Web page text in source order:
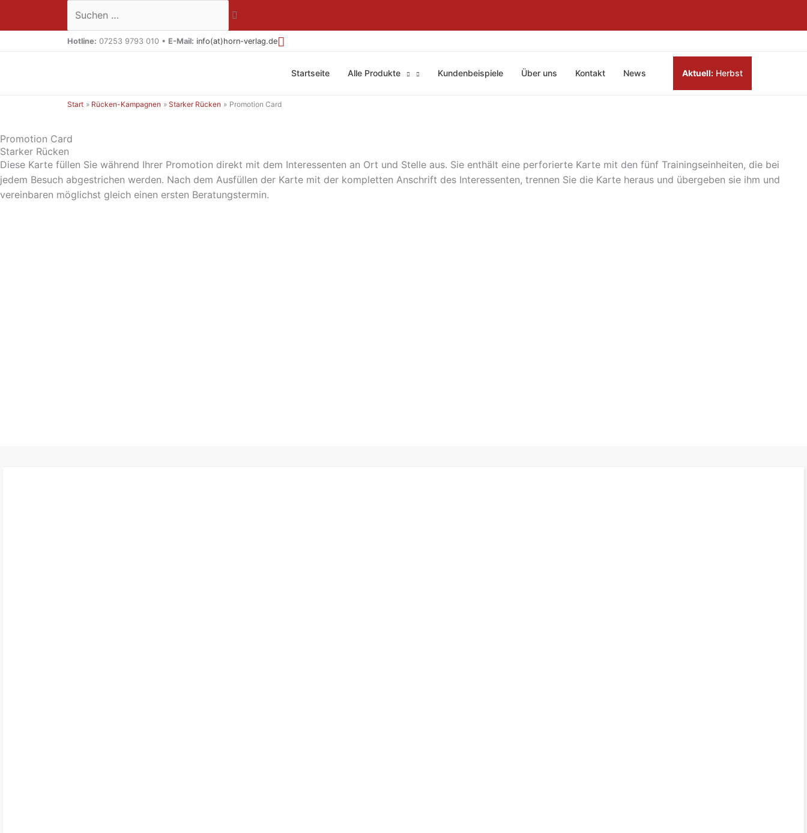
Suchen …
Hotline: 07253 9793 010 • E-Mail: info(at)horn-verlag.de
Startseite Alle Produkte Kundenbeispiele Über uns Kontakt News Aktuell: Herbst
Start Rücken-Kampagnen Starker Rücken Promotion Card
Promotion Card
Starker Rücken
Diese Karte füllen Sie während Ihrer Promotion direkt mit dem Interessenten an Ort und Stelle aus. Sie enthält eine perforierte Karte mit den fünf Trainingseinheiten, die bei
jedem Besuch abgestrichen werden. Nach dem Ausfüllen der Karte mit der kompletten Anschrift des Interessenten, trennen Sie die Karte heraus und übergeben sie ihm und
vereinbaren möglichst gleich einen ersten Beratungstermin.